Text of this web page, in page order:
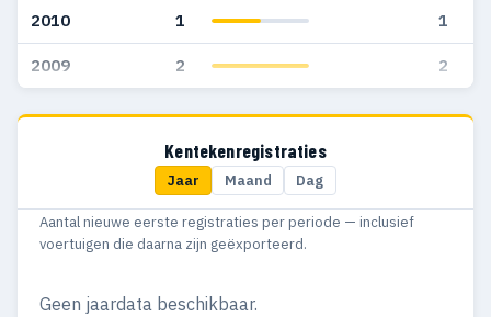
2010 1 1
2009 2 2
Kentekenregistraties
Jaar Maand Dag
Aantal nieuwe eerste registraties per periode — inclusief
voertuigen die daarna zijn geëxporteerd.
Geen jaardata beschikbaar.